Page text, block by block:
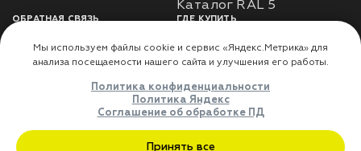
Каталог RAL 5
ОБРАТНАЯ СВЯЗЬ
Использование
использования личных
Оферта
ГДЕ КУПИТЬ
Доставка
Где купить